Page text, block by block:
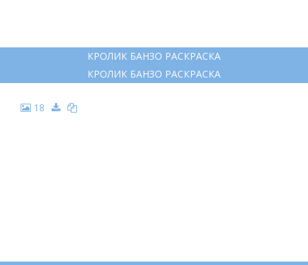
КРОЛИК БАНЗО РАСКРАСКА
КРОЛИК БАНЗО РАСКРАСКА
18